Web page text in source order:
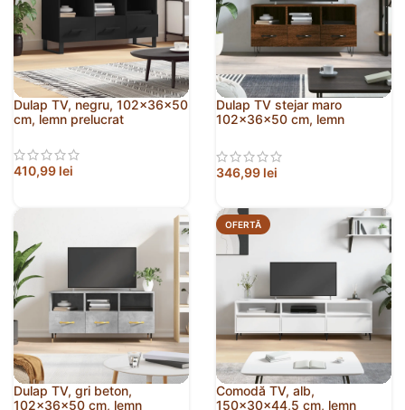
Dulap TV, negru, 102x36x50
cm, lemn prelucrat
410,99 lei
Dulap TV stejar maro
102x36x50 cm, lemn
346,99 lei
Dulap TV, gri beton,
102x36x50 cm, lemn
OFERTĂ
Comodă TV, alb,
150x30x44,5 cm, lemn